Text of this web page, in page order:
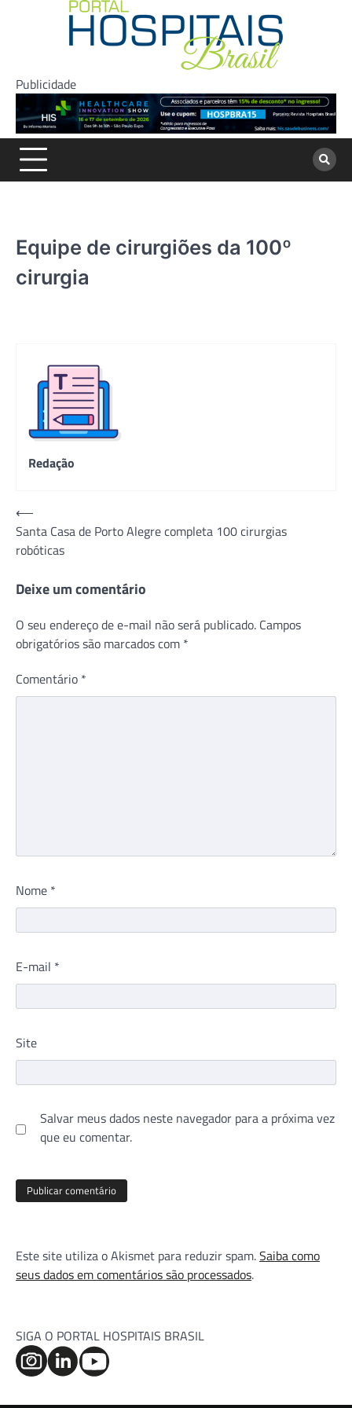
Publicidade
Equipe de cirurgiões da 100º
cirurgia
Redação
Navegação
de
Post
⟵
Santa Casa de Porto Alegre completa 100 cirurgias
robóticas
Deixe um comentário
O seu endereço de e-mail não será publicado. Campos
obrigatórios são marcados com *
Comentário *
Nome *
E-mail *
Site
Salvar meus dados neste navegador para a próxima vez
que eu comentar.
Este site utiliza o Akismet para reduzir spam.Saiba como
seus dados em comentários são processados.
SIGA O PORTAL HOSPITAIS BRASIL